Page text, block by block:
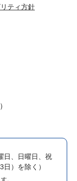
ティ方針
日、日曜日、祝
）を除く）
。